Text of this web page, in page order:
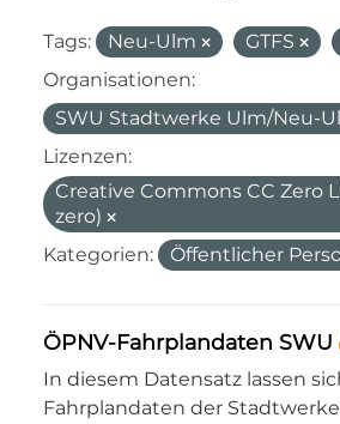
Tags: Neu-Ulm GTFS
Organisationen:
SWU Stadtwerke Ulm/Neu-
Lizenzen:
Creative Commons CC Zero
zero)
Kategorien:
Öffentlicher
ÖPNV-Fahrplandaten SWU
In diesem Datensatz lassen
Fahrplandaten der